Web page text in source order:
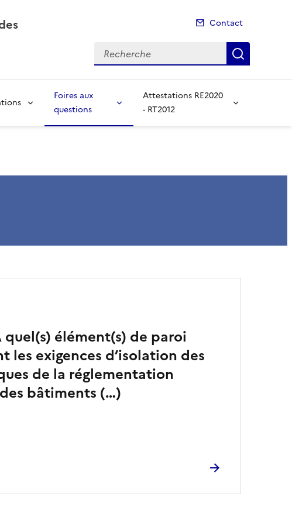
Contact
Recherche
Foires aux
questions
Attestations RE2020
- RT2012
quel(s) élément(s) de paroi
les exigences d’isolation des
de la réglementation
bâtiments (…)